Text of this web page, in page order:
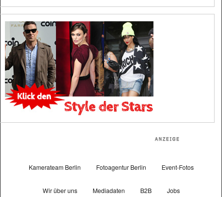
Kamerateam Berlin Fotoagentur Berlin Event-Fotos
Wir über uns Mediadaten B2B Jobs